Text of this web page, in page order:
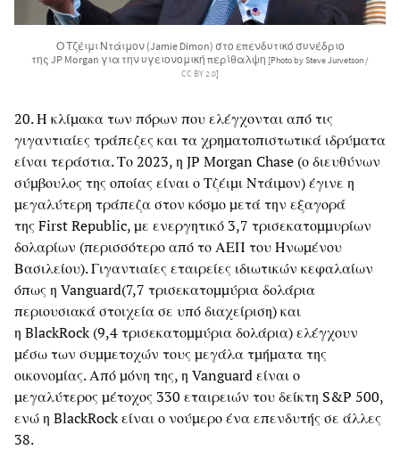
Ο Τζέιμι Ντάιμον (Jamie Dimon) στο επενδυτικό συνέδριο
της JP Morgan για την υγειονομική περίθαλψη [Photo by Steve Jurvetson /
CC BY 2.0]
20. Η κλίμακα των πόρων που ελέγχονται από τις
γιγαντιαίες τράπεζες και τα χρηματοπιστωτικά ιδρύματα
είναι τεράστια. Το 2023, η JP Morgan Chase (ο διευθύνων
σύμβουλος της οποίας είναι ο Τζέιμι Ντάιμον) έγινε η
μεγαλύτερη τράπεζα στον κόσμο μετά την εξαγορά
της First Republic, με ενεργητικό 3,7 τρισεκατομμυρίων
δολαρίων (περισσότερο από το ΑΕΠ του Ηνωμένου
Βασιλείου). Γιγαντιαίες εταιρείες ιδιωτικών κεφαλαίων
όπως η Vanguard(7,7 τρισεκατομμύρια δολάρια
περιουσιακά στοιχεία σε υπό διαχείριση) και
η BlackRock (9,4 τρισεκατομμύρια δολάρια) ελέγχουν
μέσω των συμμετοχών τους μεγάλα τμήματα της
οικονομίας. Από μόνη της, η Vanguard είναι ο
μεγαλύτερος μέτοχος 330 εταιρειών του δείκτη S&P 500,
ενώ η BlackRock είναι ο νούμερο ένα επενδυτής σε άλλες
38.